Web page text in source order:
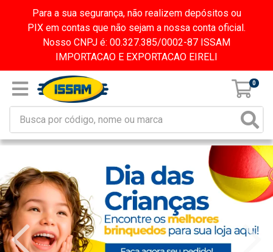
Para a sua segurança, não realizem depósitos ou
PIX em contas que não sejam a nossa conta oficial.
Nosso CNPJ é: 00.327.385/0002-87 ISSAM
IMPORTACAO E EXPORTACAO EIRELI
0